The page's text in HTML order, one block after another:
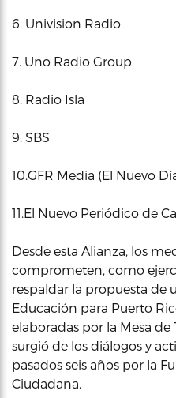
6. Univision Radio
7. Uno Radio Group
8. Radio Isla
9. SBS
10.GFR Media (El Nuevo
11.El Nuevo Periódico de
Desde esta Alianza, los
comprometen, como
respaldar la propuesta de
Educación para Puerto
elaboradas por la Mesa
surgió de los diálogos y
pasados seis años por la
Ciudadana.